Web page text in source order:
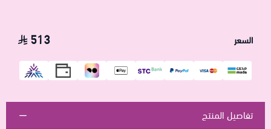
استعراض
السعر 513
تفاصيل المنتج